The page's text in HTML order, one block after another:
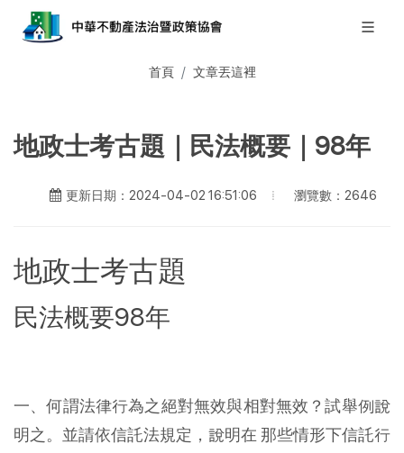
首頁 文章丟這裡
地政士考古題｜民法概要｜98年
更新日期：2024-04-02 16:51:06 瀏覽數：2646
地政士考古題
民法概要98年
一、何謂法律行為之絕對無效與相對無效？試舉例說
明之。並請依信託法規定，說明在 那些情形下信託行